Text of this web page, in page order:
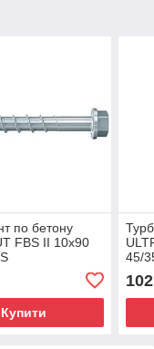
по бетону
FBS II 10x90
Купити
45/
102